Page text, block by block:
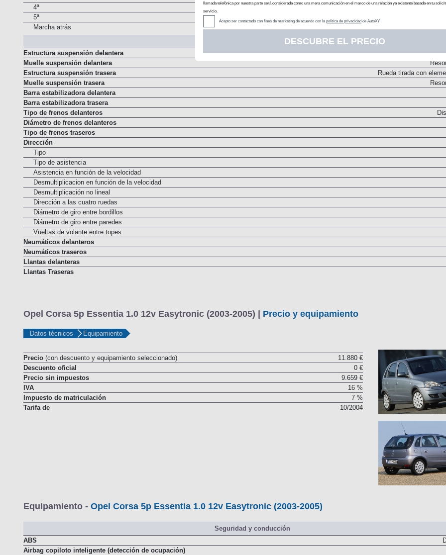
llamada telefónica por nuestra parte será considerada como una mera comunicación en el marco de una relación ya existente basada en tu
servicio.
Acepto ser contactado con fines de marketing de acuerdo con la política de privacidad de AutoXY
DESCUBRE EL PRECIO
3ª
4ª
5ª
Estructura suspensión delantera
Muelle suspensión delantera
Estructura suspensión trasera
Rueda tirada con
Muelle suspensión trasera
Barra estabilizadora delantera
Barra estabilizadora trasera
Tipo de frenos delanteros
Diámetro de frenos delanteros
Tipo de frenos traseros
Dirección
Tipo
Tipo de asistencia
Asistencia en función de la velocidad
Desmultiplicacion en función de la velocidad
Desmultiplicación no lineal
Dirección a las cuatro ruedas
Diámetro de giro entre bordillos
Diámetro de giro entre paredes
Vueltas de volante entre topes
Neumáticos delanteros
Neumáticos traseros
Llantas delanteras
Opel Corsa 5p Essentia 1.0 12v Easytronic (2003-2005) | Precio y equipamiento
Precio(con descuento y equipamiento seleccionado)
11.880 €
Descuento oficial
0 €
Precio sin impuestos
9.659 €
IVA
16 %
Impuesto de matriculación
7 %
Equipamiento - Opel Corsa 5p Essentia 1.0 12v Easytronic (2003-2005)
Seguridad y conducción
ABS